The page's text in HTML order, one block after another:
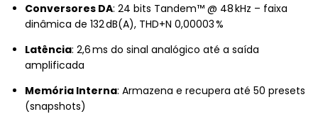
Conversores DA: 24 bits Tandem™ @ 48 kHz – faixa
dinâmica de 132 dB(A), THD+N 0,00003 %
Latência: 2,6 ms do sinal analógico até a saída
amplificada
Memória Interna: Armazena e recupera até 50 presets
(snapshots)